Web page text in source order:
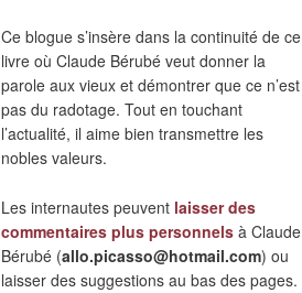
Ce blogue s’insère dans la continuité de ce
livre où Claude Bérubé veut donner la
parole aux vieux et démontrer que ce n’est
pas du radotage. Tout en touchant
l’actualité, il aime bien transmettre les
nobles valeurs.
Les internautes peuvent laisser des
commentaires plus personnels à Claude
Bérubé (allo.picasso@hotmail.com) ou
laisser des suggestions au bas des pages.